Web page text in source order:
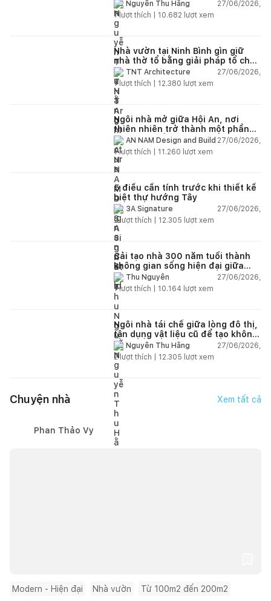
Nguyễn Thu Hằng
27/06/2026,
1lượt thích | 10.682 lượt xem
Nhà vườn tại Ninh Bình gìn giữ
nhà thờ tổ bằng giải pháp tổ chức
lại không gian
TNT Architecture
27/06/2026,
1lượt thích | 12.380 lượt xem
Ngôi nhà mở giữa Hội An, nơi
thiên nhiên trở thành một phần
của cuộc sống
AN NAM Design and Build 27/06/2026,
1lượt thích | 11.260 lượt xem
5 điều cần tính trước khi thiết kế
biệt thự hướng Tây
3A Signature
27/06/2026,
2lượt thích | 12.305 lượt xem
Cải tạo nhà 300 năm tuổi thành
không gian sống hiện đại giữa
thiên nhiên
Thu Nguyễn
27/06/2026,
1lượt thích | 10.164 lượt xem
Ngôi nhà tái chế giữa lòng đô thị,
tận dụng vật liệu cũ để tạo không
gian sống linh hoạt
Nguyễn Thu Hằng
27/06/2026,
2lượt thích | 12.305 lượt xem
Chuyện nhà Xem tất cả
Phan Thảo Vy
Modern - Hiện đại Nhà vườn Từ 100m2 đến 200m2